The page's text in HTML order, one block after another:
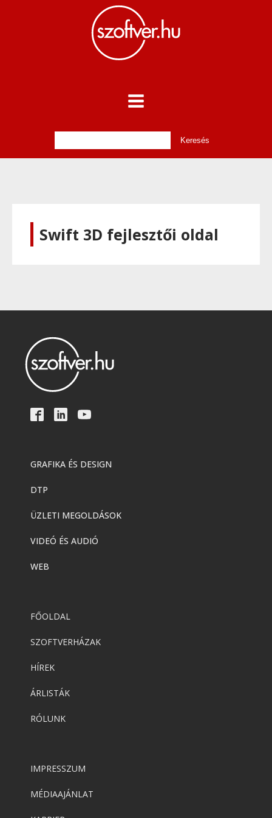
Swift 3D fejlesztői oldal
GRAFIKA ÉS DESIGN
DTP
ÜZLETI MEGOLDÁSOK
VIDEÓ ÉS AUDIÓ
WEB
FŐOLDAL
SZOFTVERHÁZAK
HÍREK
ÁRLISTÁK
RÓLUNK
IMPRESSZUM
MÉDIAAJÁNLAT